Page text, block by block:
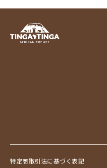
特定商取引法に基づく表記